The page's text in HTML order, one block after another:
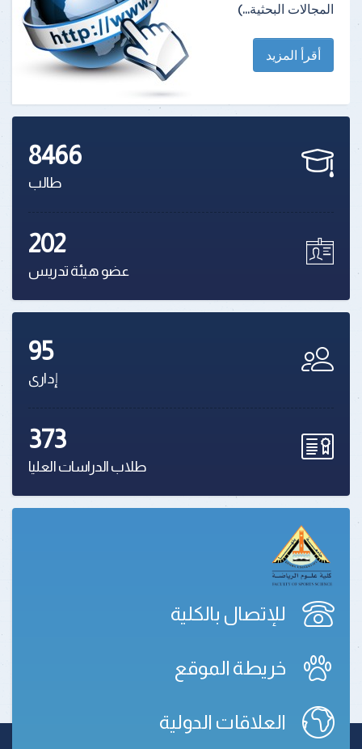
المجالات البحثية...)
أقرأ المزيد
8466
طالب
202
عضو هيئة تدريس
95
إدارى
373
طلاب الدراسات العليا
للإتصال بالكلية
خريطة الموقع
العلاقات الدولية